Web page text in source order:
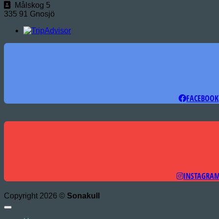
Målskog 5
335 91 Gnosjö
FACEBOOK
Copyright 2026 © Sonakull